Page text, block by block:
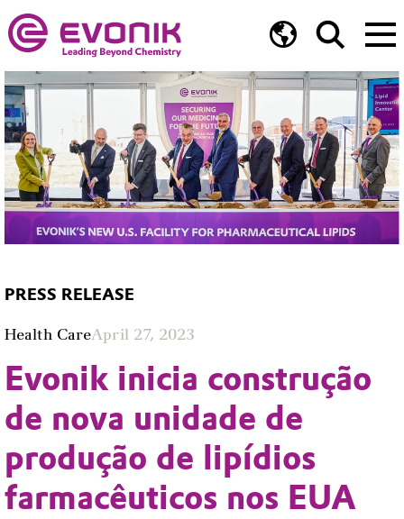
PRESS RELEASE
Health CareApril 27, 2023
Evonik inicia construção
de nova unidade de
produção de lipídios
farmacêuticos nos EUA